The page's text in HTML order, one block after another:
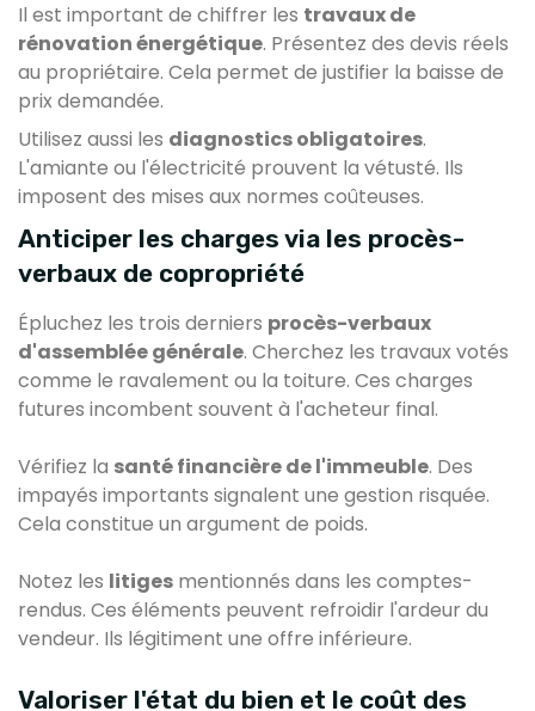
Il est important de chiffrer les travaux de
rénovation énergétique. Présentez des devis réels
au propriétaire. Cela permet de justifier la baisse de
prix demandée.
Utilisez aussi les diagnostics obligatoires.
L'amiante ou l'électricité prouvent la vétusté. Ils
imposent des mises aux normes coûteuses.
Anticiper les charges via les procès-
verbaux de copropriété
Épluchez les trois derniers procès-verbaux
d'assemblée générale. Cherchez les travaux votés
comme le ravalement ou la toiture. Ces charges
futures incombent souvent à l'acheteur final.
Vérifiez la santé financière de l'immeuble. Des
impayés importants signalent une gestion risquée.
Cela constitue un argument de poids.
Notez les litiges mentionnés dans les comptes-
rendus. Ces éléments peuvent refroidir l'ardeur du
vendeur. Ils légitiment une offre inférieure.
Valoriser l'état du bien et le coût des